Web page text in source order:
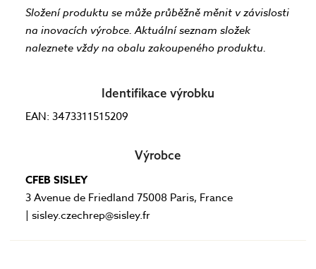
Složení produktu se může průběžně měnit v závislosti
na inovacích výrobce. Aktuální seznam složek
naleznete vždy na obalu zakoupeného produktu.
Identifikace výrobku
EAN: 3473311515209
Výrobce
CFEB SISLEY
3 Avenue de Friedland 75008 Paris, France
| sisley.czechrep@sisley.fr